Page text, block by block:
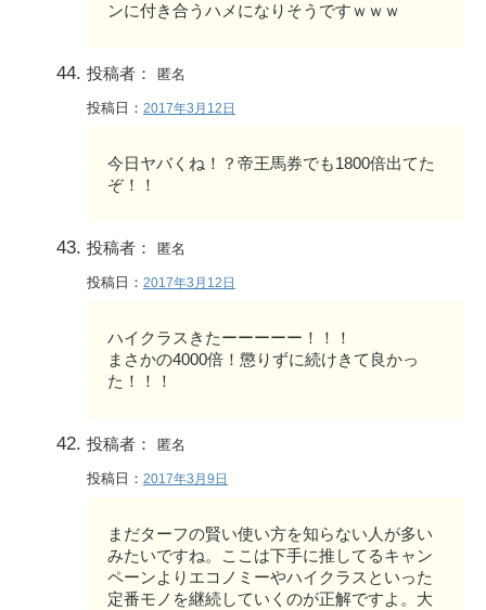
ンに付き合うハメになりそうですｗｗｗ
投稿者： 匿名
投稿日： 2017年3月12日
今日ヤバくね！？帝王馬券でも1800倍出てた
ぞ！！
投稿者： 匿名
投稿日： 2017年3月12日
ハイクラスきたーーーーー！！！
まさかの4000倍！懲りずに続けきて良かっ
た！！！
投稿者： 匿名
投稿日： 2017年3月9日
まだターフの賢い使い方を知らない人が多い
みたいですね。ここは下手に推してるキャン
ペーンよりエコノミーやハイクラスといった
定番モノを継続していくのが正解ですよ。大